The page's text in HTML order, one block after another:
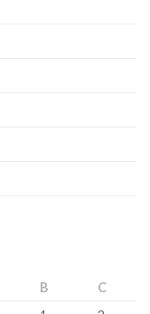
B
C